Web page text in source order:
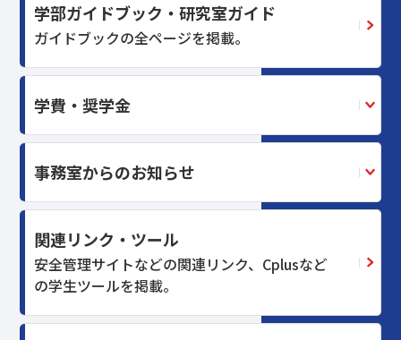
学部ガイドブック・研究室ガイド
ガイドブックの全ページを掲載。
学費・奨学金
事務室からのお知らせ
関連リンク・ツール
安全管理サイトなどの関連リンク、Cplusなど
の学生ツールを掲載。